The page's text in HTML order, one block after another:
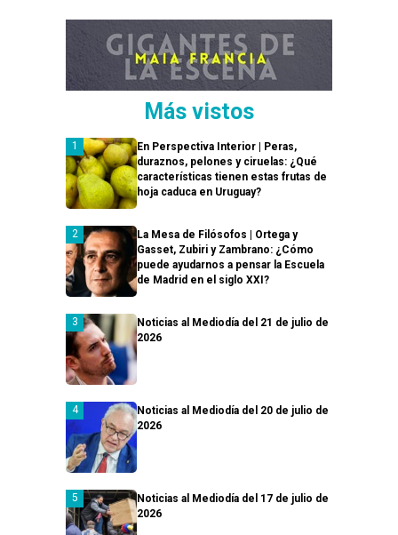
Más vistos
En Perspectiva Interior | Peras,
duraznos, pelones y ciruelas: ¿Qué
características tienen estas frutas de
hoja caduca en Uruguay?
La Mesa de Filósofos | Ortega y
Gasset, Zubiri y Zambrano: ¿Cómo
puede ayudarnos a pensar la Escuela
de Madrid en el siglo XXI?
Noticias al Mediodía del 21 de julio de
2026
Noticias al Mediodía del 20 de julio de
2026
Noticias al Mediodía del 17 de julio de
2026